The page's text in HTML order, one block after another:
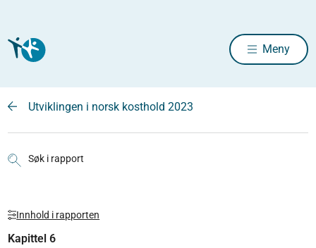
Meny
Utviklingen i norsk kosthold 2023
Søk i rapport
Innhold i rapporten
Kapittel 6